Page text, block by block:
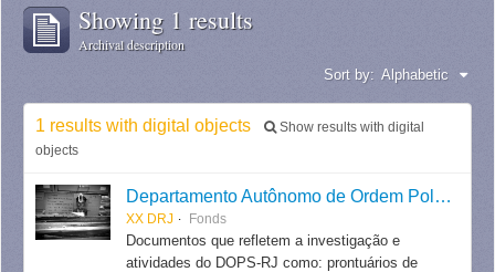
Showing 1 results
Archival description
Sort by: Alphabetic
1 results with digital objects
Show results with digital
objects
Departamento Autônomo de Ordem Política e Social do Estado do Rio de Janeiro
XX DRJ Fonds
Documentos que refletem a investigação e
atividades do DOPS-RJ como: prontuários de